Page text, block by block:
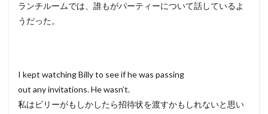
ランチルームでは、誰もがパーティーについて話しているよ
うだった。
I kept watching Billy to see if he was passing
out any invitations. He wasn’t.
私はビリーがもしかしたら招待状を渡すかもしれないと思い